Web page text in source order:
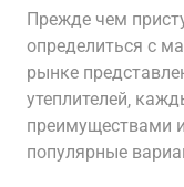
Прежде чем
определиться с
рынке
утеплителей‚
преимуществами
популярные